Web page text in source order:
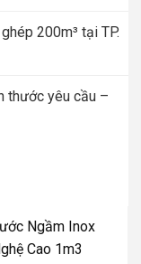
200m³ tại TP.
thước yêu cầu –